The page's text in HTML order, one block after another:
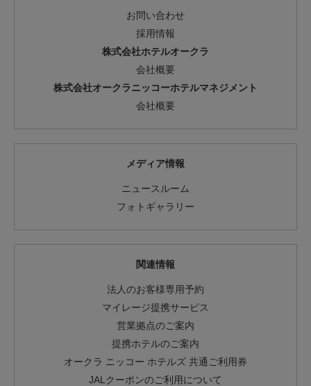
お問い合わせ
採用情報
株式会社ホテルオークラ
会社概要
株式会社オークラニッコーホテルマネジメント
会社概要
メディア情報
ニュースルーム
フォトギャラリー
関連情報
法人のお客様専用予約
マイレージ提携サービス
営業拠点のご案内
提携ホテルのご案内
オークラ ニッコー ホテルズ 共通ご利用券
JALクーポンのご利用について